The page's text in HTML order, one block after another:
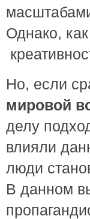
Однако,
Но, если
мировой
делу
влияли
люди
В данном